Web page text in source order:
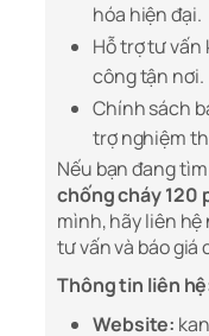
hóa hiện đại.
Hỗ trợ tư vấn
công tận nơi.
Chính sách
trợ nghiệm
Nếu bạn đang
chống cháy 120
mình, hãy liên
tư vấn và báo giá
Thông tin liên
Website: